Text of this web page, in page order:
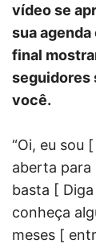
vídeo se
sua agenda
final
seguidores
você.
“Oi, eu sou
aberta para
basta [
conheça
meses [